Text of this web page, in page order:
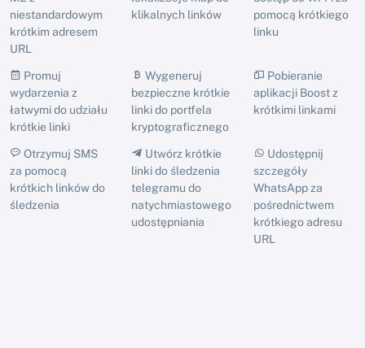
niestandardowym
krótkim adresem
URL
klikalnych linków
pomocą krótkiego
linku
Promuj
wydarzenia z
łatwymi do udziału
krótkie linki
Wygeneruj
bezpieczne krótkie
linki do portfela
kryptograficznego
Pobieranie
aplikacji Boost z
krótkimi linkami
Otrzymuj SMS
za pomocą
krótkich linków do
śledzenia
Utwórz krótkie
linki do śledzenia
telegramu do
natychmiastowego
udostępniania
Udostępnij
szczegóły
WhatsApp za
pośrednictwem
krótkiego adresu
URL